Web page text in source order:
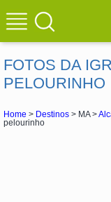
FOTOS DA
PELOURINHO
Home > Destinos > MA >
pelourinho